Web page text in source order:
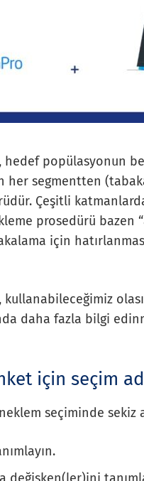
hedef popülasyonun
her segmentten
Çeşitli
prosedürü bazen
için
kullanabileceğimiz
daha fazla bilgi
için seçim
seçiminde sekiz